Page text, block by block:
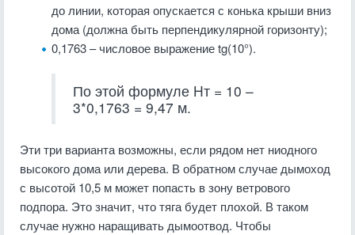
до линии, которая опускается с конька крыши вниз
дома (должна быть перпендикулярной горизонту);
0,1763 – числовое выражение tg(10°).
По этой формуле Hт = 10 –
3*0,1763 = 9,47 м.
Эти три варианта возможны, если рядом нет ниодного
высокого дома или дерева. В обратном случае дымоход
с высотой 10,5 м может попасть в зону ветрового
подпора. Это значит, что тяга будет плохой. В таком
случае нужно наращивать дымоотвод. Чтобы